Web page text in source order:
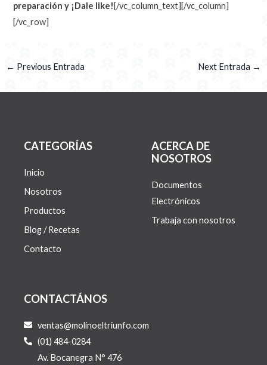
preparación y ¡Dale like! [/vc_column_text][/vc_column]
[/vc_row]
← Previous Entrada Next Entrada →
CATEGORÍAS
Inicio
Nosotros
Productos
Blog / Recetas
Contacto
ACERCA DE
NOSOTROS
Documentos
Electrónicos
Trabaja con nosotros
CONTACTÁNOS
ventas@molinoeltriunfo.com
(01) 484-0284
Av. Bocanegra N° 476